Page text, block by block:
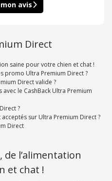
avis
Direct
saine pour votre chien et chat !
promo Ultra Premium Direct ?
Direct valide ?
avec le CashBack Ultra Premium
?
sur Ultra Premium Direct ?
Direct
l’alimentation
et chat !